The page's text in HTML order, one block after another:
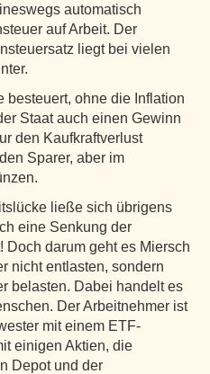
automatisch
auf Arbeit. Der
liegt bei vielen
ohne die Inflation
Staat auch einen Gewinn
den Kaufkraftverlust
Sparer, aber im
ließe sich übrigens
eine Senkung der
Doch darum geht es Miersch
nicht entlasten, sondern
belasten. Dabei handelt es
Der Arbeitnehmer ist
mit einem ETF-
einigen Aktien, die
Depot und der